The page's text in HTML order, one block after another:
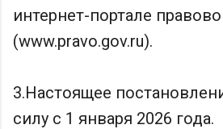
интернет-портале
(www.pravo.gov.ru).
3.Настоящее
силу с 1 января 2026 года.